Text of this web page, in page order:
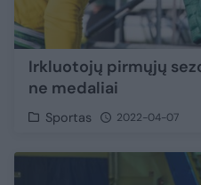
Irkluotojų pirmųjų
ne medaliai
Sportas 2022-04-07